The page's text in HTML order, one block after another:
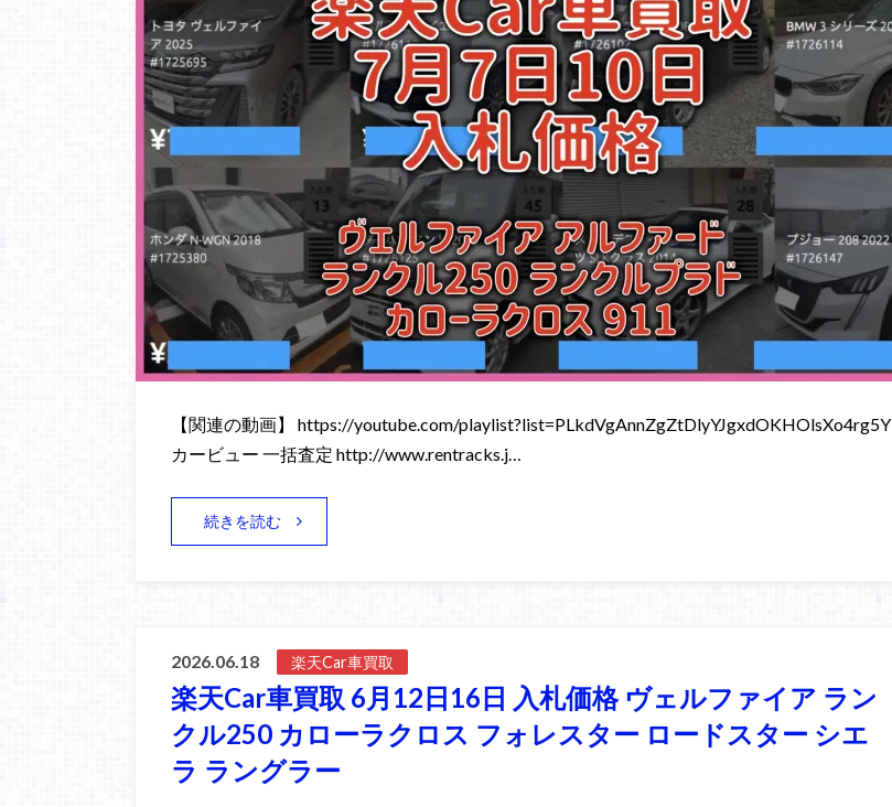
【関連の動画】 https://youtube.com/playlist?list=PLkdVgAnnZgZtDlyYJgxdOKHOlsXo4rg5Y
カービュー 一括査定 http://www.rentracks.j…
続きを読む
2026.06.18 楽天Car車買取
楽天Car車買取 6月12日16日 入札価格 ヴェルファイア ラン
クル250 カローラクロス フォレスター ロードスター シエ
ラ ラングラー